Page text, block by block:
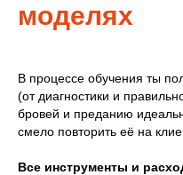
моделях
В процессе обучения ты
(от диагностики и
бровей и преданию
смело повторить её на
Все инструменты и